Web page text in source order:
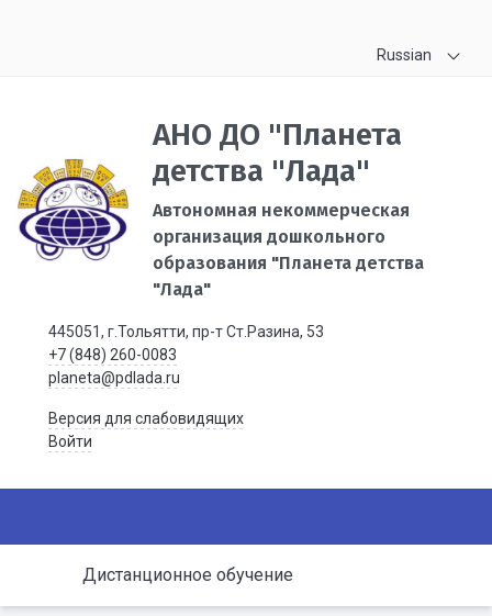
Russian
АНО ДО "Планета
детства "Лада"
Автономная некоммерческая
организация дошкольного
образования "Планета детства
"Лада"
445051, г.Тольятти, пр-т Ст.Разина, 53
+7 (848) 260-0083
planeta@pdlada.ru
Версия для слабовидящих
Войти
Дистанционное обучение